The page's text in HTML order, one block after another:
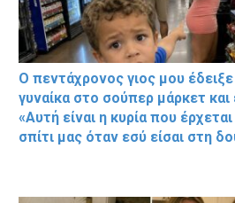
Ο πεντάχρονος γιος μου έδειξε
γυναίκα στο σούπερ μάρκετ και
«Αυτή είναι η κυρία που
σπίτι μας όταν εσύ είσαι στη